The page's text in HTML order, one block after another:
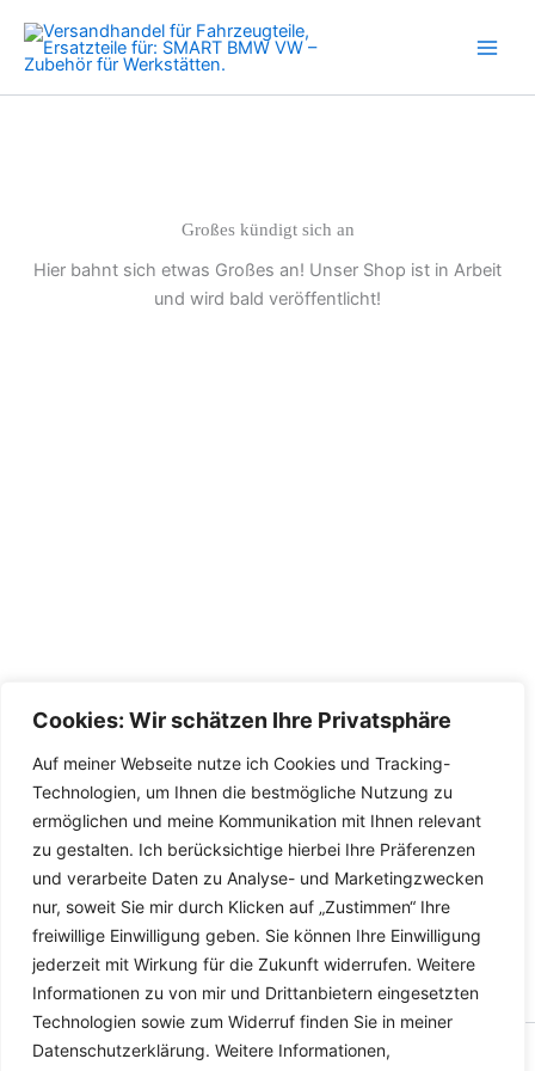
Cookies: Wir schätzen Ihre Privatsphäre
Auf meiner Webseite nutze ich Cookies und Tracking-
Technologien, um Ihnen die bestmögliche Nutzung zu
ermöglichen und meine Kommunikation mit Ihnen relevant
zu gestalten. Ich berücksichtige hierbei Ihre Präferenzen
und verarbeite Daten zu Analyse- und Marketingzwecken
nur, soweit Sie mir durch Klicken auf „Zustimmen“ Ihre
freiwillige Einwilligung geben. Sie können Ihre Einwilligung
jederzeit mit Wirkung für die Zukunft widerrufen. Weitere
Informationen zu von mir und Drittanbietern eingesetzten
Technologien sowie zum Widerruf finden Sie in meiner
Datenschutzerklärung. Weitere Informationen,
Inhalt
springen
Großes kündigt sich an
Hier bahnt sich etwas Großes an! Unser Shop ist in Arbeit
und wird bald veröffentlicht!
Copyright © 2026 Versandhandel für Fahrzeugteile, Ersatzteile
Menge